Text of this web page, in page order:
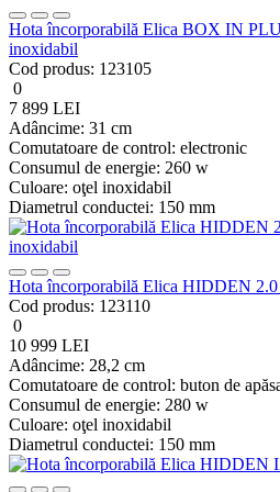
Hota încorporabilă Elica BOX IN
inoxidabil
Cod produs: 123105
0
7 899 LEI
Adâncime: 31 cm
Comutatoare de control: electronic
Consumul de energie: 260 w
Culoare: oţel inoxidabil
Diametrul conductei: 150 mm
Hota încorporabilă Elica HIDDEN
Cod produs: 123110
0
10 999 LEI
Adâncime: 28,2 cm
Comutatoare de control: buton de
Consumul de energie: 280 w
Culoare: oţel inoxidabil
Diametrul conductei: 150 mm